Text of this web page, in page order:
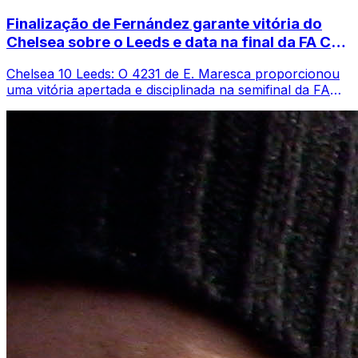
Finalização de Fernández garante vitória do
Chelsea sobre o Leeds e data na final da FA Cup
Chelsea 10 Leeds: O 4231 de E. Maresca proporcionou
uma vitória apertada e disciplinada na semifinal da FA